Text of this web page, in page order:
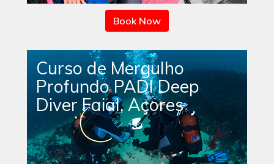
Book Now
Curso de Mergulho
Profundo PADI Deep
Diver Faial, Açores